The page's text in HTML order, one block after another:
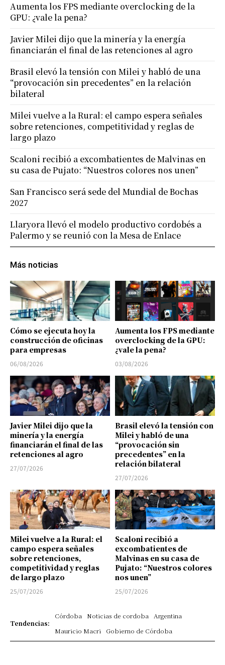
Más noticias
Cómo se ejecuta hoy la
construcción de oficinas
para empresas
06/08/2026
Aumenta los FPS mediante
overclocking de la GPU:
¿vale la pena?
03/08/2026
Javier Milei dijo que la
minería y la energía
financiarán el final de las
retenciones al agro
27/07/2026
Brasil elevó la tensión con
Milei y habló de una
“provocación sin
precedentes” en la
relación bilateral
27/07/2026
Milei vuelve a la Rural: el
campo espera señales
sobre retenciones,
competitividad y reglas
de largo plazo
25/07/2026
Scaloni recibió a
excombatientes de
Malvinas en su casa de
Pujato: “Nuestros colores
nos unen”
25/07/2026
Tendencias:
Córdoba Noticias de cordoba
Argentina
Mauricio Macri
Gobierno de Córdoba
Aumenta los FPS mediante overclocking de la
GPU: ¿vale la pena?
Javier Milei dijo que la minería y la energía
financiarán el final de las retenciones al agro
Brasil elevó la tensión con Milei y habló de una
“provocación sin precedentes” en la relación
bilateral
Milei vuelve a la Rural: el campo espera señales
sobre retenciones, competitividad y reglas de
largo plazo
Scaloni recibió a excombatientes de Malvinas en
su casa de Pujato: “Nuestros colores nos unen”
San Francisco será sede del Mundial de Bochas
2027
Llaryora llevó el modelo productivo cordobés a
Palermo y se reunió con la Mesa de Enlace